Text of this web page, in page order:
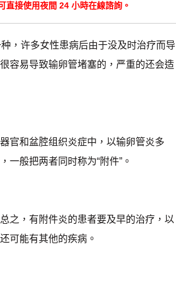
接使用夜間 24 小時在線諮詢。
，许多女性患病后由于没及时治疗而导
容易导致输卵管堵塞的，严重的还会造
和盆腔组织炎症中，以输卵管炎多
一般把两者同时称为“附件”。
，有附件炎的患者要及早的治疗，以
可能有其他的疾病。